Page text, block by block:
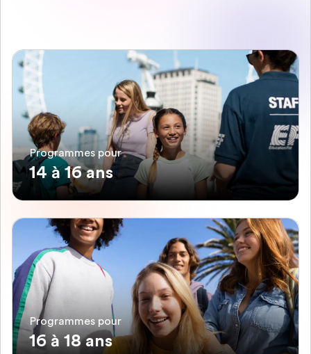
Programmes pour
14 à 16 ans
Programmes pour
16 à 18 ans